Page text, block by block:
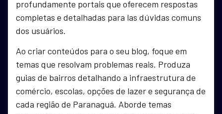
profundamente portais que oferecem respostas
completas e detalhadas para las dúvidas comuns
dos usuários.
Ao criar conteúdos para o seu blog, foque em
temas que resolvam problemas reais. Produza
guias de bairros detalhando a infraestrutura de
comércio, escolas, opções de lazer e segurança de
cada região de Paranaguá. Aborde temas